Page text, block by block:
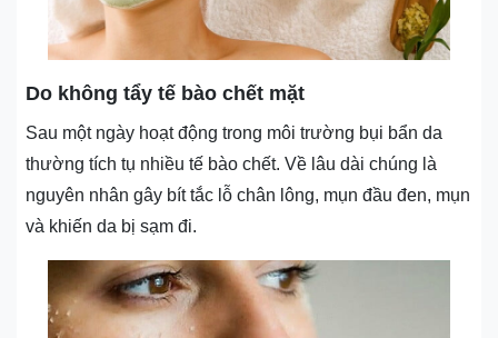
Do không tẩy tế bào chết mặt
Sau một ngày hoạt động trong môi trường bụi bẩn da
thường tích tụ nhiều tế bào chết. Về lâu dài chúng là
nguyên nhân gây bít tắc lỗ chân lông, mụn đầu đen, mụn
và khiến da bị sạm đi.